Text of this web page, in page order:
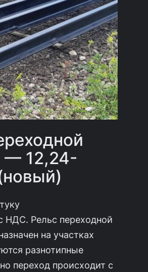
— 12,24-
НДС. Рельс переходной
на участках
разнотипные
переход происходит с